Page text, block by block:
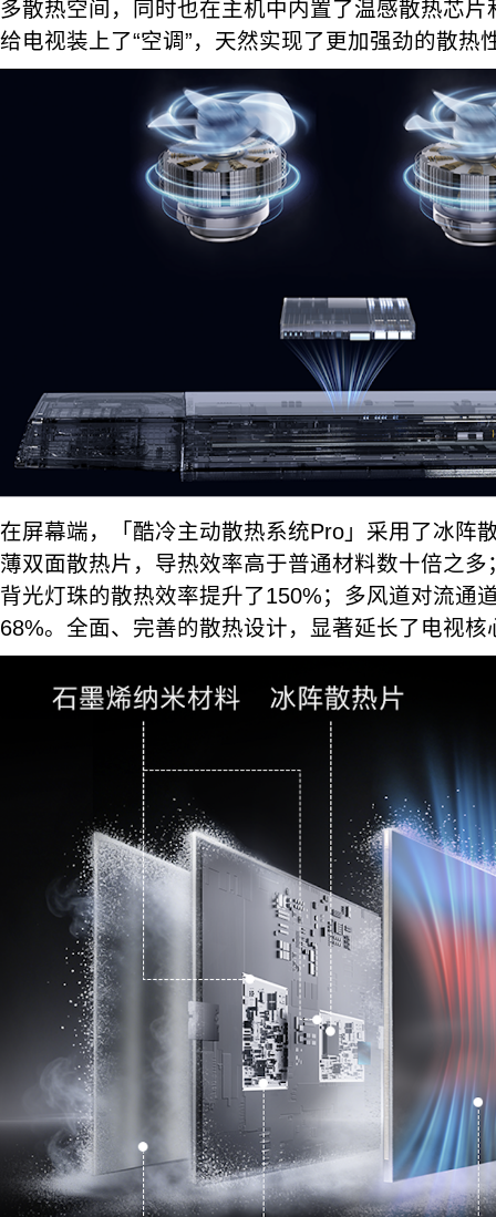
多散热空间，同时也在主机中内置了温感散热芯
给电视装上了“空调”，天然实现了更加强劲的散热
在屏幕端，「酷冷主动散热系统Pro」采用了冰阵
薄双面散热片，导热效率高于普通材料数十倍之
背光灯珠的散热效率提升了150%；多风道对流通
68%。全面、完善的散热设计，显著延长了电视